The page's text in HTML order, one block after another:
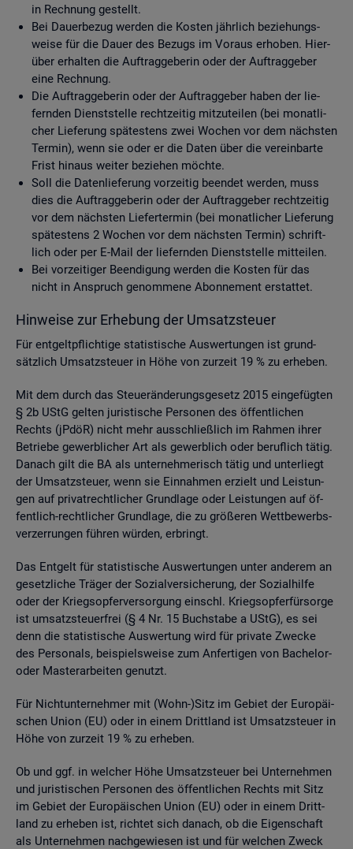
in Rech­nung ge­stellt.
Bei Dau­er­be­zug wer­den die Kos­ten jähr­lich be­zie­hungs­
wei­se für die Dauer des Be­zugs im Vor­aus er­ho­ben. Hier­
über er­hal­ten die Auf­trag­ge­be­rin oder der Auf­trag­ge­ber
eine Rech­nung.
Die Auf­trag­ge­be­rin oder der Auf­trag­ge­ber haben der lie­
fern­den Dienst­stel­le recht­zei­tig mit­zu­tei­len (bei mo­nat­li­
cher Lie­fe­rung spä­tes­tens zwei Wo­chen vor dem nächs­ten
Ter­min), wenn sie oder er die Daten über die ver­ein­bar­te
Frist hin­aus wei­ter be­zie­hen möch­te.
Soll die Da­ten­lie­fe­rung vor­zei­tig be­en­det wer­den, muss
dies die Auf­trag­ge­be­rin oder der Auf­trag­ge­ber recht­zei­tig
vor dem nächs­ten Lie­fer­ter­min (bei mo­nat­li­cher Lie­fe­rung
spä­tes­tens 2 Wo­chen vor dem nächs­ten Ter­min) schrift­
lich oder per E-Mail der lie­fern­den Dienst­stel­le mit­tei­len.
Bei vor­zei­ti­ger Be­en­di­gung wer­den die Kos­ten für das
nicht in An­spruch ge­nom­me­ne Abon­ne­ment er­stat­tet.
Hin­wei­se zur Er­he­bung der Um­satz­steu­er
Für ent­gelt­pflich­ti­ge sta­tis­ti­sche Aus­wer­tun­gen ist grund­
sätz­lich Um­satz­steu­er in Höhe von zur­zeit 19 % zu er­he­ben.
Mit dem durch das Steu­er­än­de­rungs­ge­setz 2015 ein­ge­füg­ten
§ 2b UStG gel­ten ju­ris­ti­sche Per­so­nen des öf­fent­li­chen
Rechts (jPdöR) nicht mehr aus­schlie­ß­lich im Rah­men ihrer
Be­trie­be ge­werb­li­cher Art als ge­werb­lich oder be­ruf­lich tätig.
Da­nach gilt die BA als un­ter­neh­me­risch tätig und un­ter­liegt
der Um­satz­steu­er, wenn sie Ein­nah­men er­zielt und Leis­tun­
gen auf pri­vat­recht­li­cher Grund­la­ge oder Leis­tun­gen auf öf­
fent­lich-recht­li­cher Grund­la­ge, die zu grö­ße­ren Wett­be­werbs­
ver­zer­run­gen füh­ren wür­den, er­bringt.
Das Ent­gelt für sta­tis­ti­sche Aus­wer­tun­gen unter an­de­rem an
ge­setz­li­che Trä­ger der So­zi­al­ver­si­che­rung, der So­zi­al­hil­fe
oder der Kriegs­op­fer­ver­sor­gung einschl. Kriegs­op­fer­für­sor­ge
ist um­satz­steu­er­frei (§ 4 Nr. 15 Buch­sta­be a UStG), es sei
denn die sta­tis­ti­sche Aus­wer­tung wird für pri­va­te Zwe­cke
des Per­so­nals, bei­spiels­wei­se zum An­fer­ti­gen von Ba­che­lor-
oder Mas­ter­ar­bei­ten ge­nutzt.
Für Nicht­un­ter­neh­mer mit (Wohn-)Sitz im Ge­biet der Eu­ro­päi­
schen Union (EU) oder in einem Dritt­land ist Um­satz­steu­er in
Höhe von zur­zeit 19 % zu er­he­ben.
Ob und ggf. in wel­cher Höhe Um­satz­steu­er bei Un­ter­neh­men
und ju­ris­ti­schen Per­so­nen des öf­fent­li­chen Rechts mit Sitz
im Ge­biet der Eu­ro­päi­schen Union (EU) oder in einem Dritt­
land zu er­he­ben ist, rich­tet sich da­nach, ob die Ei­gen­schaft
als Un­ter­neh­men nach­ge­wie­sen ist und für wel­chen Zweck